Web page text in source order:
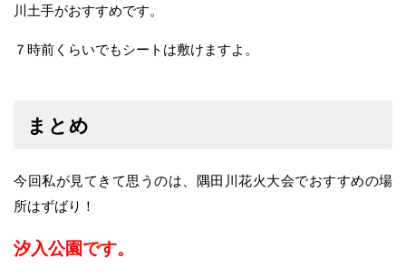
川土手がおすすめです。
７時前くらいでもシートは敷けますよ。
まとめ
今回私が見てきて思うのは、隅田川花火大会でおすすめの場
所はずばり！
汐入公園です。